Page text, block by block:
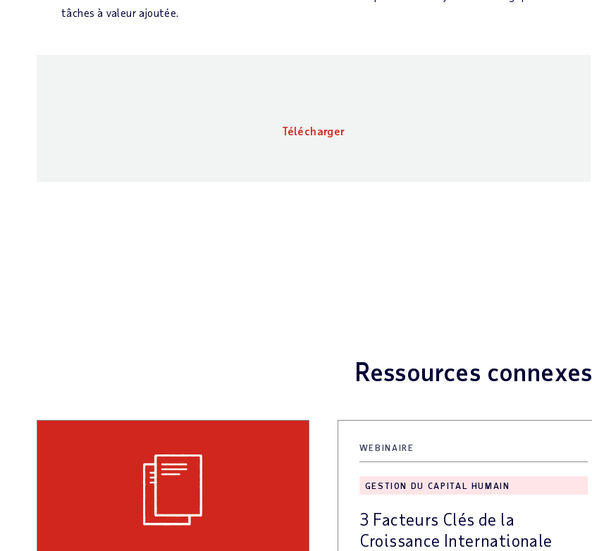
tâches à valeur ajoutée.
Télécharger
Ressources connexes
WEBINAIRE
GESTION DU CAPITAL HUMAIN
3 Facteurs Clés de la
Croissance Internationale